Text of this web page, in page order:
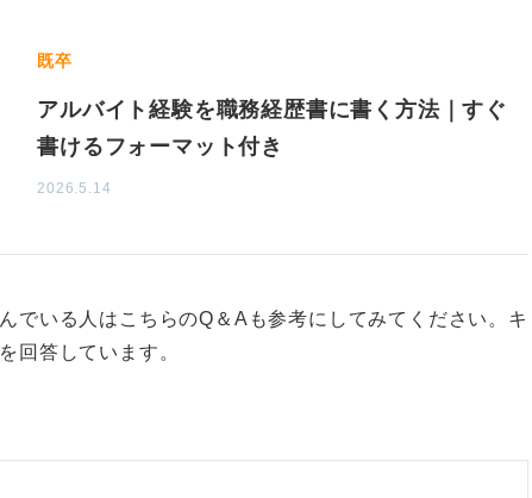
既卒
アルバイト経験を職務経歴書に書く方法｜すぐ
書けるフォーマット付き
2026.5.14
でいる人はこちらのQ＆Aも参考にしてみてください。キ
回答しています。